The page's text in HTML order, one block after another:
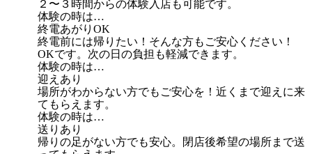
２〜３時間からの体験入店も可能です。
体験の時は…
終電あがりOK
終電前には帰りたい！そんな方もご安心ください！
OKです。次の日の負担も軽減できます。
体験の時は…
迎えあり
場所がわからない方でもご安心を！近くまで迎えに来
てもらえます。
体験の時は…
送りあり
帰りの足がない方でも安心。閉店後希望の場所まで送